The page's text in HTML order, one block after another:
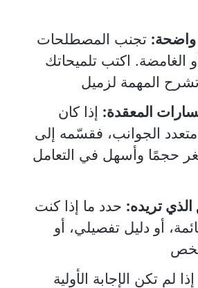
واضحة: تجنب المصطلحات
الغامضة. اكتب تلميحاتك
المهمة لزميل
المعقدة: إذا كان
الجوانب، فقسّمه إلى
حجمًا وأسهل في التعامل
تريده: حدد ما إذا كنت
أو دليل تفصيلي، أو
إذا لم تكن الإجابة الأولية